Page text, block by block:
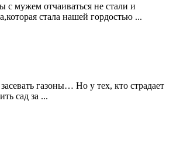
с мужем отчаиваться не стали и
стала нашей гордостью ...
газоны… Но у тех, кто страдает
сад за ...